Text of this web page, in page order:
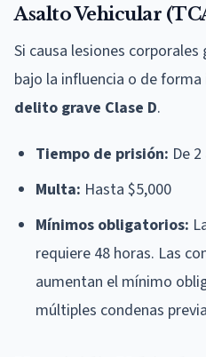
Asalto Vehicular
Si causa lesiones
bajo la influencia o de
delito grave Clase D.
Tiempo de prisión: De
Multa: Hasta $5,000
Mínimos obligatorios:
requiere 48 horas. Las
aumentan el mínimo
múltiples condenas